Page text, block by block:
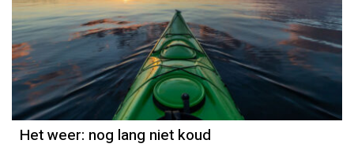
Het weer
Grieta Spannenburg
Het weer: nog lang niet koud